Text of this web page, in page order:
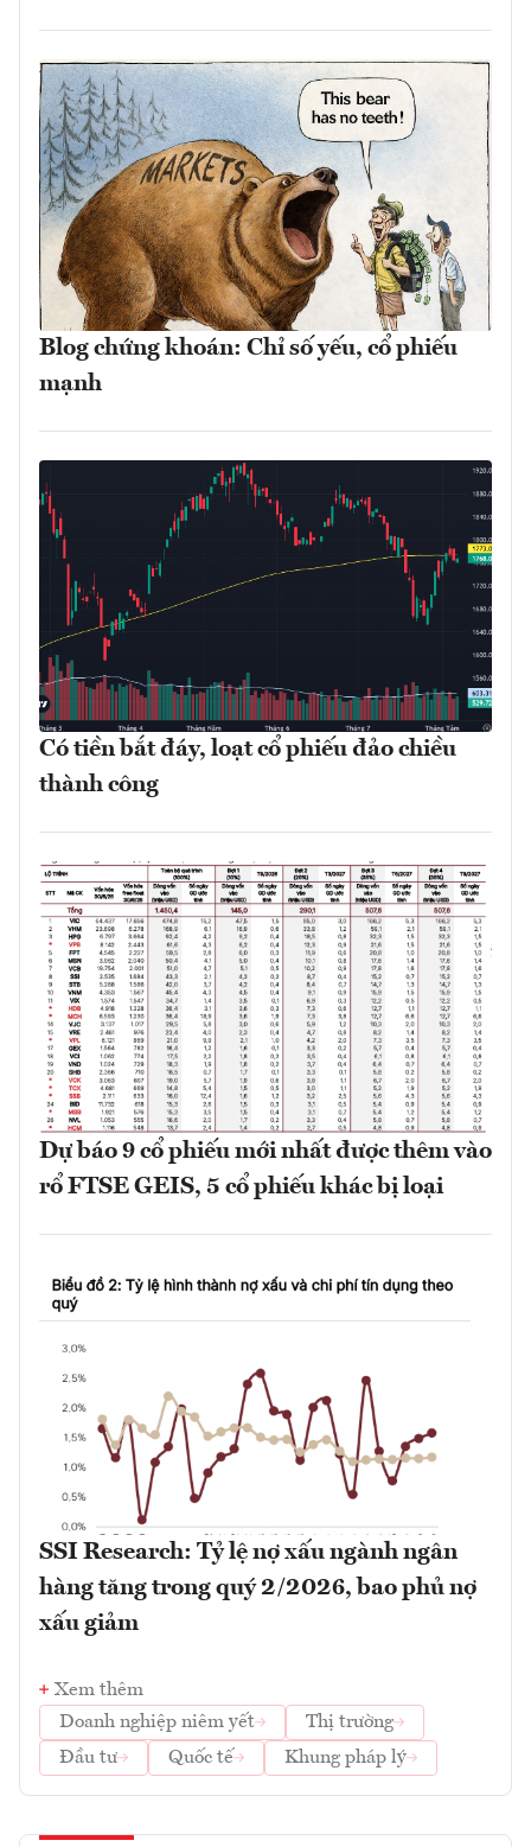
Blog chứng khoán: Chỉ số yếu, cổ phiếu
mạnh
Có tiền bắt đáy, loạt cổ phiếu đảo chiều
thành công
Dự báo 9 cổ phiếu mới nhất được thêm vào
rổ FTSE GEIS, 5 cổ phiếu khác bị loại
SSI Research: Tỷ lệ nợ xấu ngành ngân
hàng tăng trong quý 2/2026, bao phủ nợ
xấu giảm
Xem thêm
Doanh nghiệp niêm yết
Thị trường
Đầu tư
Quốc tế Khung pháp lý